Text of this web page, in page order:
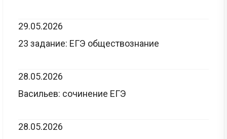
29.05.2026
23 задание: ЕГЭ обществознание
28.05.2026
Васильев: сочинение ЕГЭ
28.05.2026